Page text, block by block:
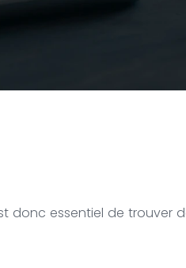
donc essentiel de trouver